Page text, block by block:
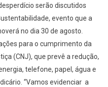
serão discutidos
evento que a
no dia 30 de agosto.
para o cumprimento da
(CNJ), que prevê a redução,
telefone, papel, água e
“Vamos evidenciar a